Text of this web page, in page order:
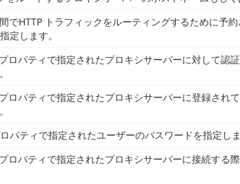
でHTTP トラフィックをルーティングするために予
定します。
ロパティで指定されたプロキシサーバーに対して認
ロパティで指定されたプロキシサーバーに登録され
パティで指定されたユーザーのパスワードを指定しま
ロパティで指定されたプロキシサーバーに接続する